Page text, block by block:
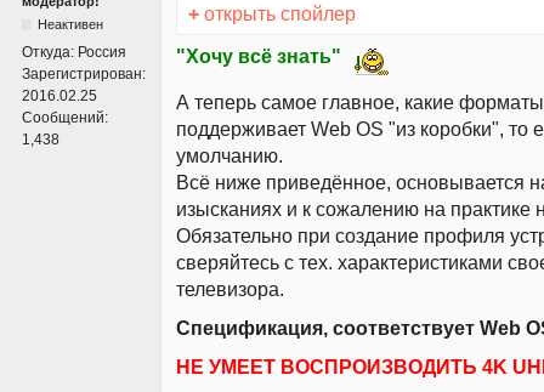
Неактивен
Откуда: Россия
Зарегистрирован:
2016.02.25
Сообщений:
1,438
+ открыть спойлер
"Хочу всё знать"
А теперь самое главное, какие
поддерживает Web OS "из коробки", то
умолчанию.
Всё ниже приведённое, основывается
изысканиях и к сожалению на практике
Обязательно при создание профиля
сверяйтесь с тех. характеристиками
телевизора.
Спецификация, соответствует Web
НЕ УМЕЕТ ВОСПРОИЗВОДИТЬ 4K